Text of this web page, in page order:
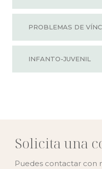
PROBLEMAS DE
INFANTO-JUVENIL
Solicita una
Puedes contactar con